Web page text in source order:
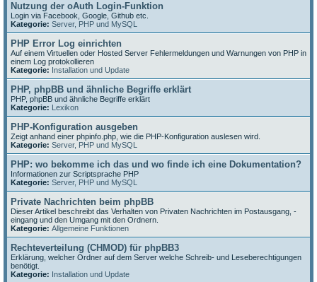
Nutzung der oAuth Login-Funktion
Login via Facebook, Google, Github etc.
Kategorie: Server, PHP und MySQL
PHP Error Log einrichten
Auf einem Virtuellen oder Hosted Server Fehlermeldungen und Warnungen von PHP in
einem Log protokollieren
Kategorie: Installation und Update
PHP, phpBB und ähnliche Begriffe erklärt
PHP, phpBB und ähnliche Begriffe erklärt
Kategorie: Lexikon
PHP-Konfiguration ausgeben
Zeigt anhand einer phpinfo.php, wie die PHP-Konfiguration auslesen wird.
Kategorie: Server, PHP und MySQL
PHP: wo bekomme ich das und wo finde ich eine Dokumentation?
Informationen zur Scriptsprache PHP
Kategorie: Server, PHP und MySQL
Private Nachrichten beim phpBB
Dieser Artikel beschreibt das Verhalten von Privaten Nachrichten im Postausgang, -
eingang und den Umgang mit den Ordnern.
Kategorie: Allgemeine Funktionen
Rechteverteilung (CHMOD) für phpBB3
Erklärung, welcher Ordner auf dem Server welche Schreib- und Leseberechtigungen
benötigt.
Kategorie: Installation und Update